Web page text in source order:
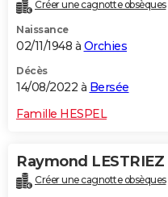
Créer une cagnotte obsèques
Naissance
02/11/1948 à Orchies
Décès
14/08/2022 à Bersée
Famille HESPEL
Raymond LESTRIEZ
Créer une cagnotte obsèques